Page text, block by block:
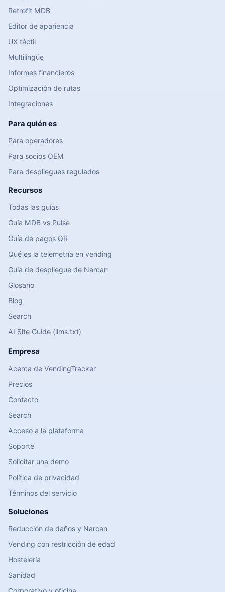
Retrofit MDB
Editor de apariencia
UX táctil
Multilingüe
Informes financieros
Optimización de rutas
Integraciones
Para quién es
Para operadores
Para socios OEM
Para despliegues regulados
Recursos
Todas las guías
Guía MDB vs Pulse
Guía de pagos QR
Qué es la telemetría en vending
Guía de despliegue de Narcan
Glosario
Blog
Search
AI Site Guide (llms.txt)
Empresa
Acerca de VendingTracker
Precios
Contacto
Search
Acceso a la plataforma
Soporte
Solicitar una demo
Política de privacidad
Términos del servicio
Soluciones
Reducción de daños y Narcan
Vending con restricción de edad
Hostelería
Sanidad